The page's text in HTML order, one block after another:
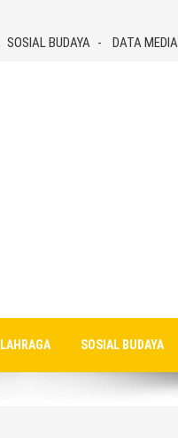
SOSIAL BUDAYA DATA MEDIA
SOSIAL BUDAYA